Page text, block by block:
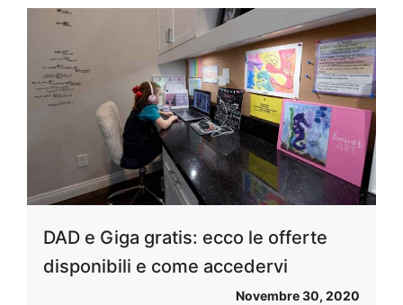
DAD e Giga gratis: ecco le offerte
disponibili e come accedervi
Novembre 30, 2020